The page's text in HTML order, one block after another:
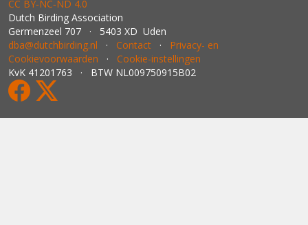
CC BY‑NC‑ND 4.0
Dutch Birding Association
Germenzeel 707 · 5403 XD Uden
dba@dutchbirding.nl · Contact · Privacy- en
Cookievoorwaarden · Cookie-instellingen
KvK 41201763 · BTW NL009750915B02